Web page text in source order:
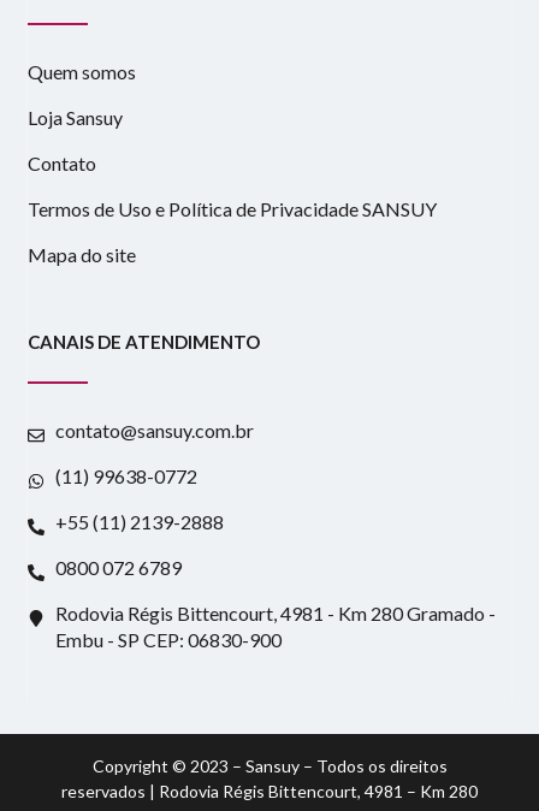
Quem somos
Loja Sansuy
Contato
Termos de Uso e Política de Privacidade SANSUY
Mapa do site
CANAIS DE ATENDIMENTO
contato@sansuy.com.br
(11) 99638-0772
+55 (11) 2139-2888
0800 072 6789
Rodovia Régis Bittencourt, 4981 - Km 280 Gramado -
Embu - SP CEP: 06830-900
Copyright © 2023 – Sansuy – Todos os direitos
reservados | Rodovia Régis Bittencourt, 4981 – Km 280